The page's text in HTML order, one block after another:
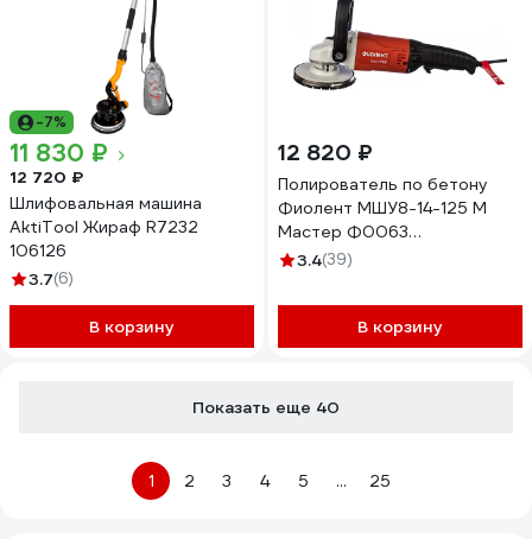
-7%
11 830 ₽
12 720 ₽
Шлифовальная машина
AktiTool Жираф R7232
106126
3.7(6)
В корзину
12 820 ₽
Полирователь по бетону
Фиолент МШУ8-14-125 М
Мастер Ф0063
ИДФР298135006-07К1
3.4(39)
В корзину
Показать еще 40
1 2 3 4 5 ... 25